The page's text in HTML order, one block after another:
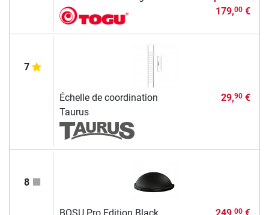
179,00€
7
Échelle de coordination
Taurus
29,90€
8
BOSU Pro Edition Black
249,00€